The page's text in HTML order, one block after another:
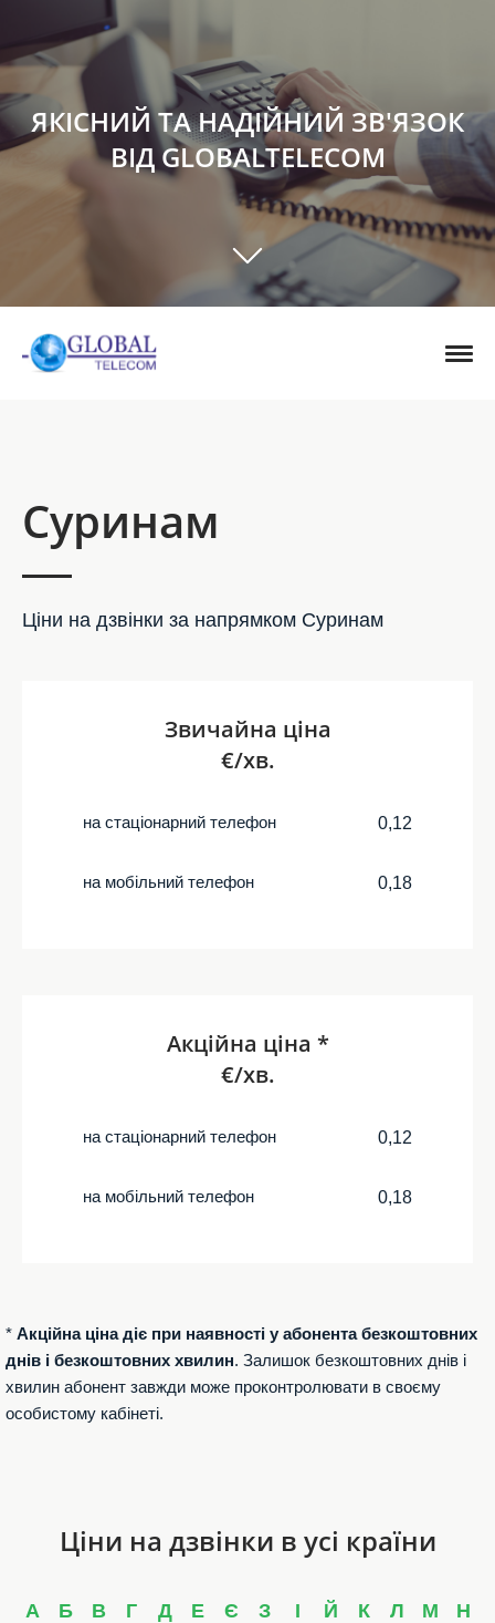
ЯКІСНИЙ ТА НАДІЙНИЙ ЗВ'ЯЗОК
ВІД GLOBALTELECOM
Суринам
Ціни на дзвінки за напрямком Суринам
Звичайна ціна
€/хв.
на стаціонарний телефон 0,12
на мобільний телефон 0,18
Акційна ціна *
€/хв.
на стаціонарний телефон 0,12
на мобільний телефон 0,18
* Акційна ціна діє при наявності у абонента безкоштовних
днів і безкоштовних хвилин. Залишок безкоштовних днів і
хвилин абонент завжди може проконтролювати в своєму
особистому кабінеті.
Ціни на дзвінки в усі країни
А Б В Г Д Е Є З І Й К Л М
Н